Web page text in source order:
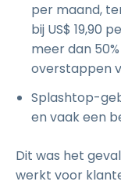
per maand,
bij US$ 19,90
meer dan
overstappen
Splashtop-
en vaak een
Dit was het
werkt voor